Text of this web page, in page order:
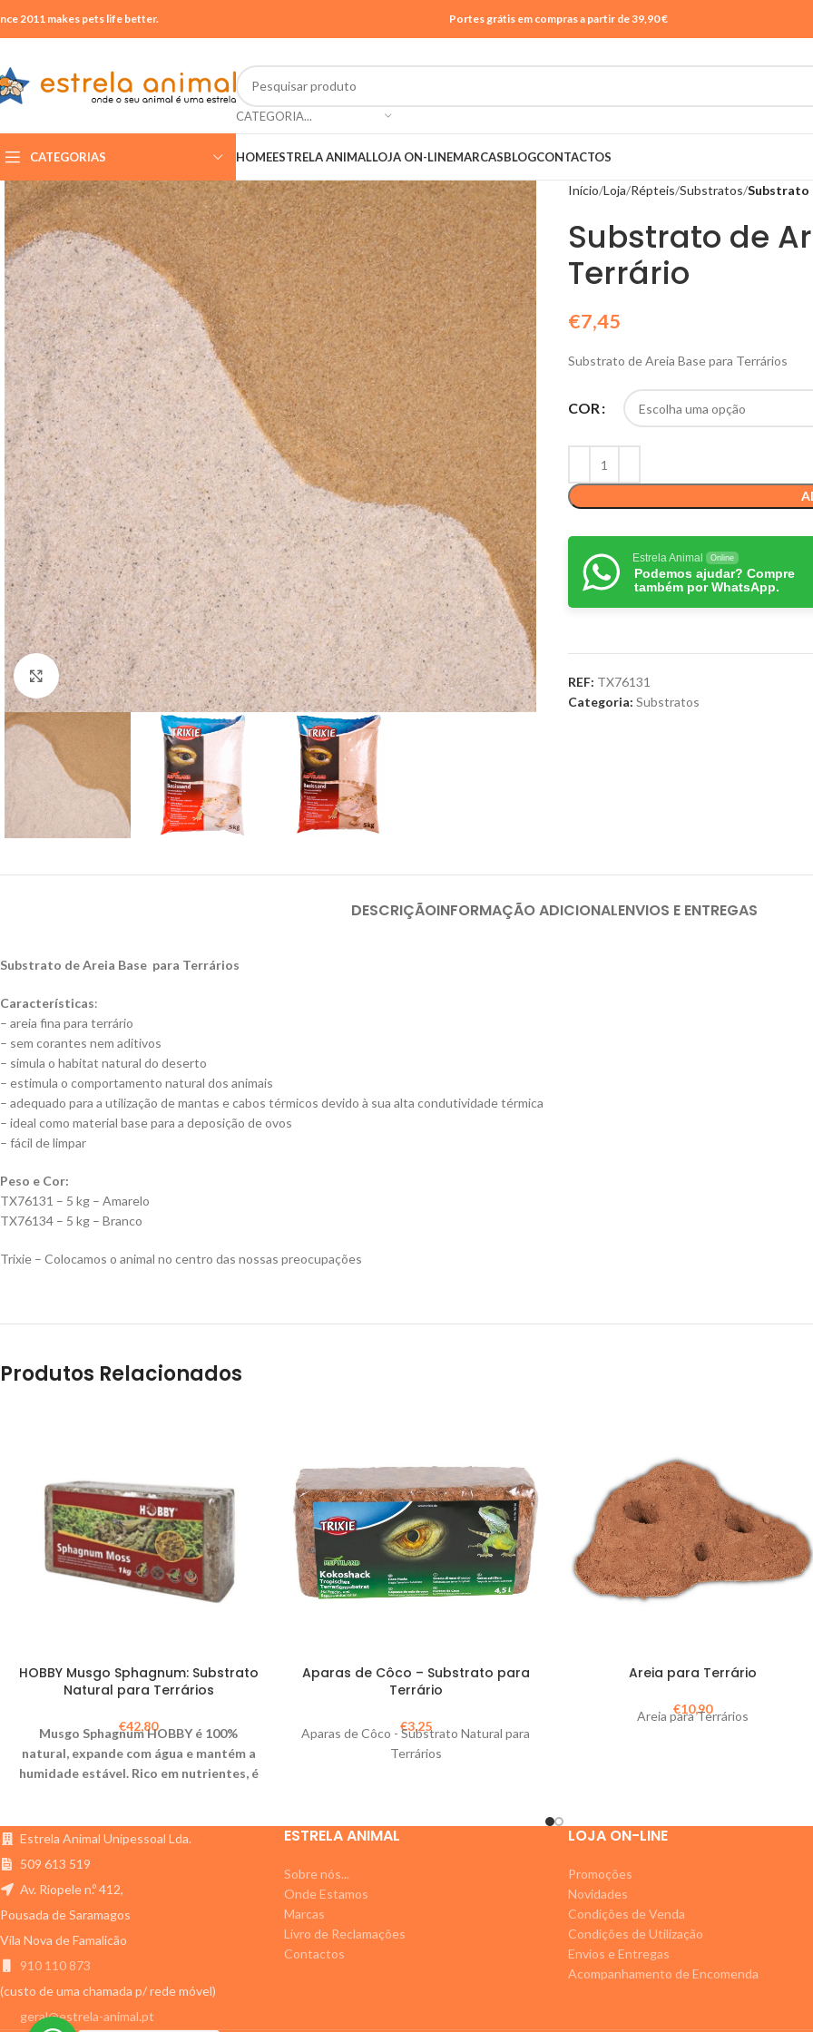
2011 makes pets life better. Portes grátis em compras a partir de 39,90 €
CATEGORIA...
CATEGORIAS HOMEESTRELA ANIMALLOJA ON-LINEMARCASBLOGCONTACTOS
Click to enlarge
Início Loja Répteis Substratos Substrato
Substrato de
Terrário
€7,45
Substrato de Areia Base para Terrários
COR
Estrela Animal Online
Podemos ajudar? Compre
também por WhatsApp.
REF: TX76131
Categoria: Substratos
DESCRIÇÃOINFORMAÇÃO ADICIONALENVIOS E ENTREGAS
Substrato de Areia Base para Terrários
Características:
– areia fina para terrário
– sem corantes nem aditivos
– simula o habitat natural do deserto
– estimula o comportamento natural dos animais
– adequado para a utilização de mantas e cabos térmicos devido à sua alta condutividade térmica
– ideal como material base para a deposição de ovos
– fácil de limpar
Peso e Cor:
TX76131 – 5 kg – Amarelo
TX76134 – 5 kg – Branco
Trixie – Colocamos o animal no centro das nossas preocupações
Produtos Relacionados
HOBBY Musgo Sphagnum: Substrato
Natural para Terrários
€42,80
Musgo Sphagnum HOBBY é 100%
natural, expande com água e mantém a
humidade estável. Rico em nutrientes, é
Aparas de Côco – Substrato para
Terrário
€3,25
Aparas de Côco - Substrato Natural para
Terrários
Areia para Terrário
€10,90
Areia para Terrários
Estrela Animal Unipessoal Lda.
509 613 519
Av. Riopele n.º 412,
Pousada de Saramagos
Vila Nova de Famalicão
910 110 873
(custo de uma chamada p/ rede móvel)
geral@estrela-animal.pt
ESTRELA ANIMAL
Sobre nós...
Onde Estamos
Marcas
Livro de Reclamações
Contactos
LOJA ON-LINE
Promoções
Novidades
Condições de Venda
Condições de Utilização
Envios e Entregas
Acompanhamento de Encomenda